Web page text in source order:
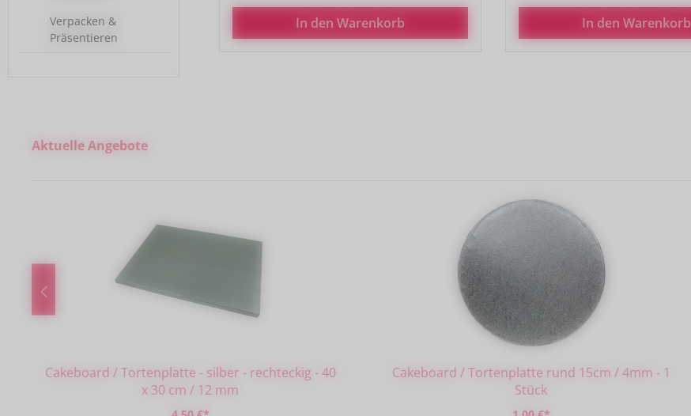
Verpacken &
Präsentieren
In den Warenkorb In den Warenkorb
Produktgalerie überspringen
Aktuelle Angebote
Cakeboard / Tortenplatte - silber - rechteckig - 40
x 30 cm / 12 mm
Cakeboard / Tortenplatte rund 15cm / 4mm - 1
Stück